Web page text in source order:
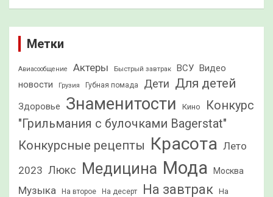
Метки
Авиасообщение Актеры Быстрый завтрак ВСУ Видео
новости
Грузия Губная помада Дети Для детей
Здоровье Знаменитости Кино
Конкурс
"Грильмания с булочками Bagerstat"
Конкурсные рецепты Красота Лето
2023 Люкс Медицина Мода Москва
Музыка На второе На десерт На завтрак На